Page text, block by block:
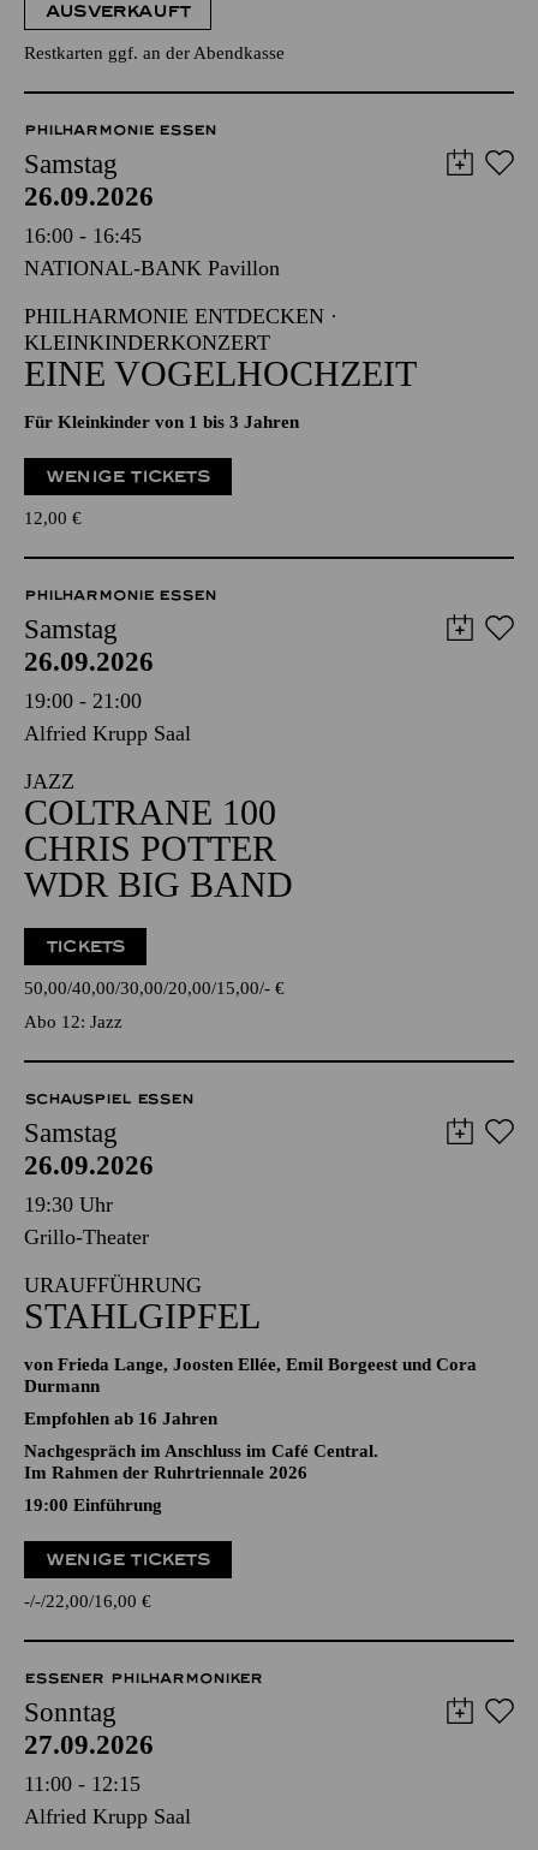
AUSVERKAUFT
Restkarten ggf. an der Abendkasse
PHILHARMONIE ESSEN
Samstag
26.09.2026
16:00 - 16:45
NATIONAL-BANK Pavillon
PHILHARMONIE ENTDECKEN ·
KLEINKINDERKONZERT
EINE VOGELHOCHZEIT
Für Kleinkinder von 1 bis 3 Jahren
WENIGE TICKETS
12,00 €
PHILHARMONIE ESSEN
Samstag
26.09.2026
19:00 - 21:00
Alfried Krupp Saal
JAZZ
COLTRANE 100
CHRIS POTTER
WDR BIG BAND
TICKETS
50,00 40,00 30,00 20,00 15,00 - €
Abo 12: Jazz
SCHAUSPIEL ESSEN
Samstag
26.09.2026
19:30 Uhr
Grillo-Theater
URAUFFÜHRUNG
STAHLGIPFEL
von Frieda Lange, Joosten Ellée, Emil Borgeest und Cora
Durmann
Empfohlen ab 16 Jahren
Nachgespräch im Anschluss im Café Central.
Im Rahmen der Ruhrtriennale 2026
19:00 Einführung
WENIGE TICKETS
- - 22,00 16,00 €
ESSENER PHILHARMONIKER
Sonntag
27.09.2026
11:00 - 12:15
Alfried Krupp Saal